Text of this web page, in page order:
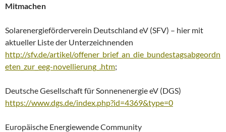
Mitmachen
Solarenergieförderverein Deutschland eV (SFV) – hier mit
aktueller Liste der Unterzeichnenden
http://sfv.de/artikel/offener_brief_an_die_bundestagsabgeordn
eten_zur_eeg-novellierung_.htm;
Deutsche Gesellschaft für Sonnenenergie eV (DGS)
https://www.dgs.de/index.php?id=4369&type=0
Europäische Energiewende Community